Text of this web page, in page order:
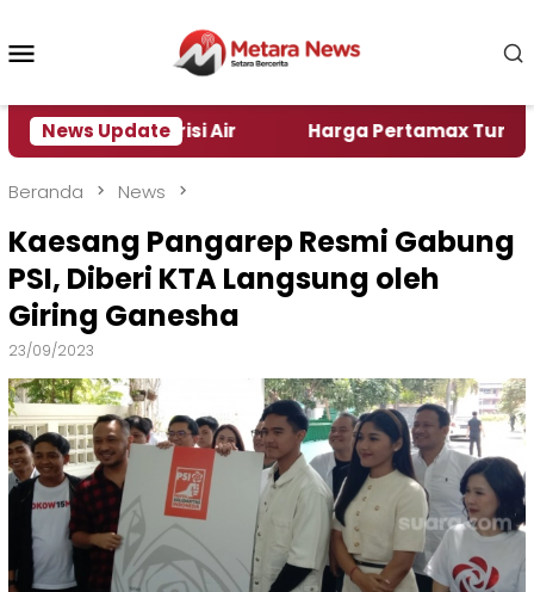
konten
News Update
Alami Krisi Air Harga Pertamax Turun Per Hari
Beranda News
Kaesang Pangarep Resmi Gabung
PSI, Diberi KTA Langsung oleh
Giring Ganesha
23/09/2023